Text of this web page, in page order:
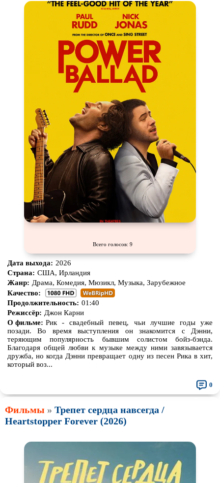
Всего голосов: 9
Дата выхода: 2026
Страна: США, Ирландия
Жанр: Драма, Комедия, Мюзикл, Музыка, Зарубежное
Качество:
Продолжительность: 01:40
Режиссёр: Джон Карни
О фильме: Рик - свадебный певец, чьи лучшие годы уже
позади. Во время выступления он знакомится с Дэнни,
теряющим популярность бывшим солистом бойз-бэнда.
Благодаря общей любви к музыке между ними завязывается
дружба, но когда Дэнни превращает одну из песен Рика в хит,
который воз...
0
Фильмы » Трепет сердца навсегда /
Heartstopper Forever (2026)